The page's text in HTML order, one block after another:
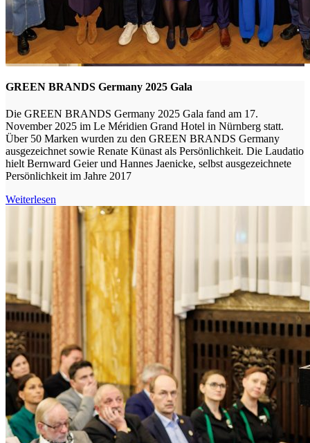
GREEN BRANDS Germany 2025 Gala
Die GREEN BRANDS Germany 2025 Gala fand am 17.
November 2025 im Le Méridien Grand Hotel in Nürnberg statt.
Über 50 Marken wurden zu den GREEN BRANDS Germany
ausgezeichnet sowie Renate Künast als Persönlichkeit. Die Laudatio
hielt Bernward Geier und Hannes Jaenicke, selbst ausgezeichnete
Persönlichkeit im Jahre 2017
Weiterlesen